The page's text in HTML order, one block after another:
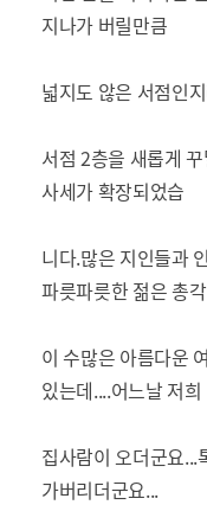
지나가 버릴만큼
넓지도 않은 서점인
서점 2층을 새롭게
사세가 확장되었습
니다.많은 지인들과
파릇파릇한 젊은 총각
이 수많은 아름다운
있는데....어느날 저희
집사람이 오더군요...
가버리더군요...